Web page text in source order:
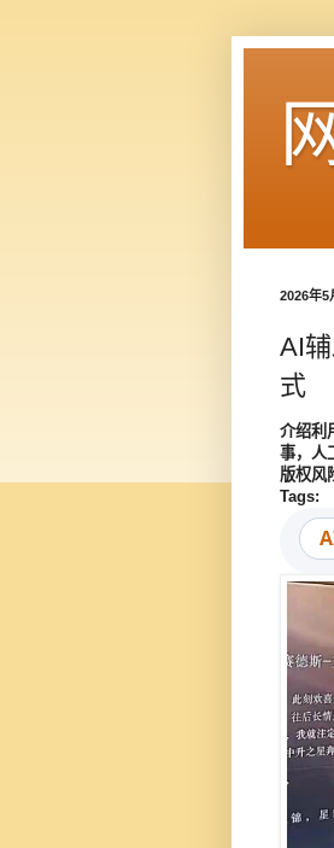
2026年5
AI
式
介绍利
事，人
版权风
Tags: